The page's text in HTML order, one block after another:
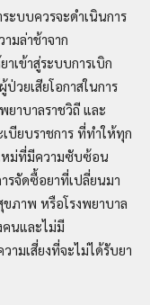
บบควรจะดำเนินการ
มล่าช้าจาก
เข้าสู่ระบบการเบิก
วยเสียโอกาสในการ
ยาบาลราชวิถี และ
บียบราชการ ที่ทำให้ทุก
หม่ที่มีความซับซ้อน
รจัดซื้อยาที่เปลี่ยนมา
ภาพ หรือโรงพยาบาล
นและไม่มี
มเสี่ยงที่จะไม่ได้รับยา